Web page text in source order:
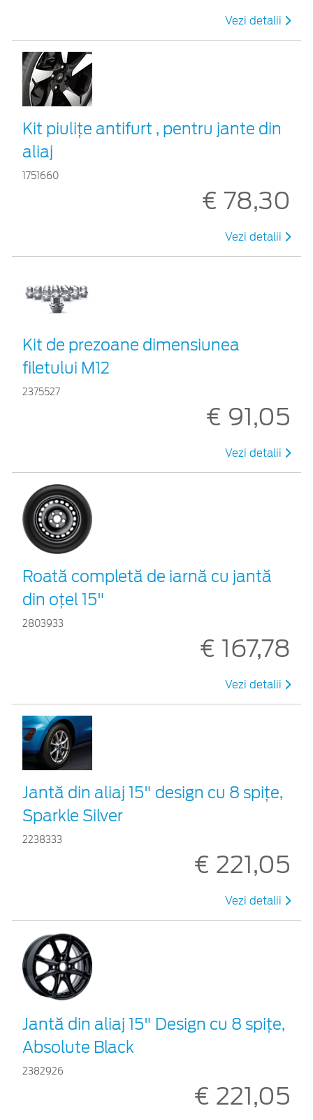
Vezi detalii
Kit piuliţe antifurt , pentru jante din
aliaj
1751660
€ 78,30
Vezi detalii
Kit de prezoane dimensiunea
filetului M12
2375527
€ 91,05
Vezi detalii
Roată completă de iarnă cu jantă
din oțel 15"
2803933
€ 167,78
Vezi detalii
Jantă din aliaj 15" design cu 8 spițe,
Sparkle Silver
2238333
€ 221,05
Vezi detalii
Jantă din aliaj 15" Design cu 8 spiţe,
Absolute Black
2382926
€ 221,05